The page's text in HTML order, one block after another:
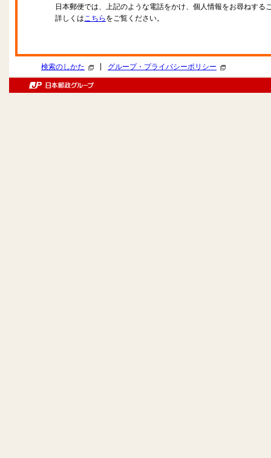
日本郵便では、上記のような電話をかけ、個人情報をお尋ねする
詳しくはこちら をご覧ください。
検索のしかた グループ・プライバシーポリシー